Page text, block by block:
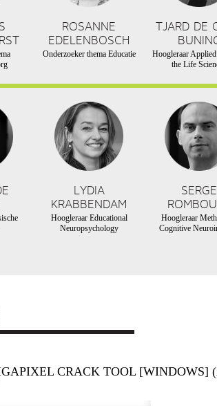
ROSANNE
EDELENBOSCH
Onderzoeker thema Educatie
TJARD DE
Hoogleraar
the Life
LYDIA
KRABBENDAM
Hoogleraar Educational
Neuropsychology
SERGE
Hoogleraar
Cognitive
CRACK TOOL [WINDOWS]